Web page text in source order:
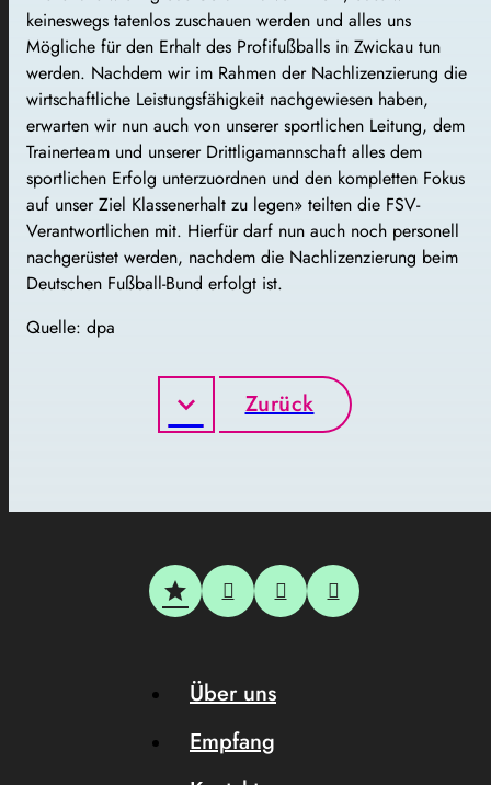
keineswegs tatenlos zuschauen werden und alles uns
Mögliche für den Erhalt des Profifußballs in Zwickau tun
werden. Nachdem wir im Rahmen der Nachlizenzierung die
wirtschaftliche Leistungsfähigkeit nachgewiesen haben,
erwarten wir nun auch von unserer sportlichen Leitung, dem
Trainerteam und unserer Drittligamannschaft alles dem
sportlichen Erfolg unterzuordnen und den kompletten Fokus
auf unser Ziel Klassenerhalt zu legen» teilten die FSV-
Verantwortlichen mit. Hierfür darf nun auch noch personell
nachgerüstet werden, nachdem die Nachlizenzierung beim
Deutschen Fußball-Bund erfolgt ist.
Quelle: dpa
Zurück
Über uns
Empfang